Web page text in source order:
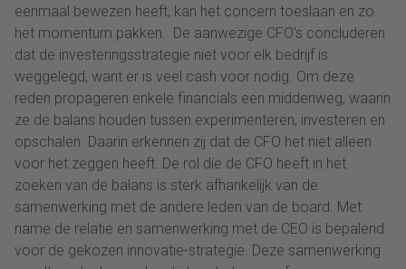
eenmaal bewezen heeft, kan het concern toeslaan en zo
het momentum pakken. De aanwezige CFO’s concluderen
dat de investeringsstrategie niet voor elk bedrijf is
weggelegd, want er is veel cash voor nodig. Om deze
reden propageren enkele financials een middenweg, waarin
ze de balans houden tussen experimenteren, investeren en
opschalen. Daarin erkennen zij dat de CFO het niet alleen
voor het zeggen heeft. De rol die de CFO heeft in het
zoeken van de balans is sterk afhankelijk van de
samenwerking met de andere leden van de board. Met
name de relatie en samenwerking met de CEO is bepalend
voor de gekozen innovatie-strategie. Deze samenwerking